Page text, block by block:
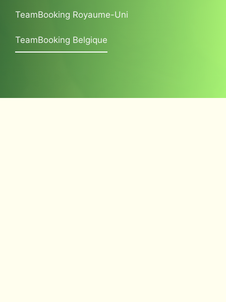
TeamBooking Royaume-Uni
TeamBooking Belgique